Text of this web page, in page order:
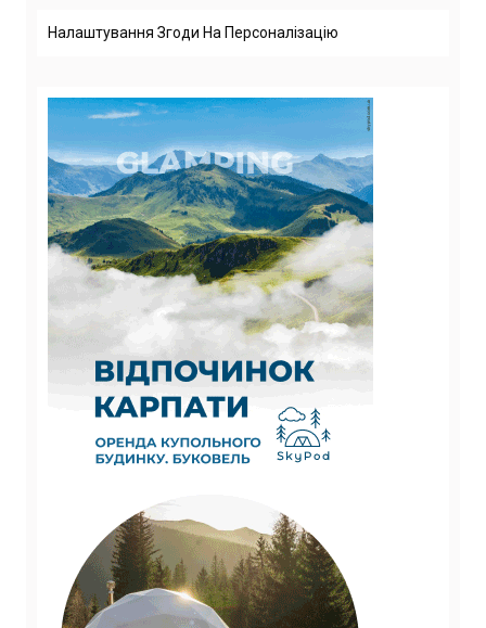
Налаштування Згоди На Персоналізацію